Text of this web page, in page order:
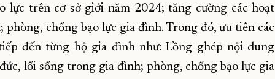
lực trên cơ sở giới năm 2024; tăng cường các hoạt
chống bạo lực gia đình. Trong đó, ưu tiên các
đến từng hộ gia đình như: Lồng ghép nội dung
lối sống trong gia đình; phòng, chống bạo lực gia